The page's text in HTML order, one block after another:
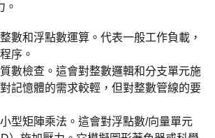
。
整數和浮點數運算。代表一般工作負載，
序。
質數檢查。這會對整數邏輯和分支單元施
記憶體的需求較輕，但對整數管線的要
小型矩陣乘法。這會對浮點數/向量單元